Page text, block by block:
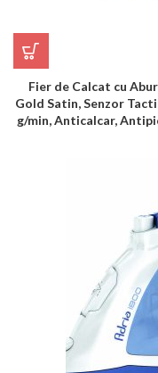
Fier de Calcat cu
Gold Satin, Senzor
g/min, Anticalcar,